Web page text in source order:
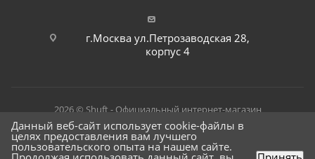
г.Москва ул.Петрозаводская 28,
корпус 4
2026 © Shuft - Официальный интернет-магазин
Данный веб-сайт использует cookie-файлы в
целях предоставления вам лучшего
пользовательского опыта на нашем сайте.